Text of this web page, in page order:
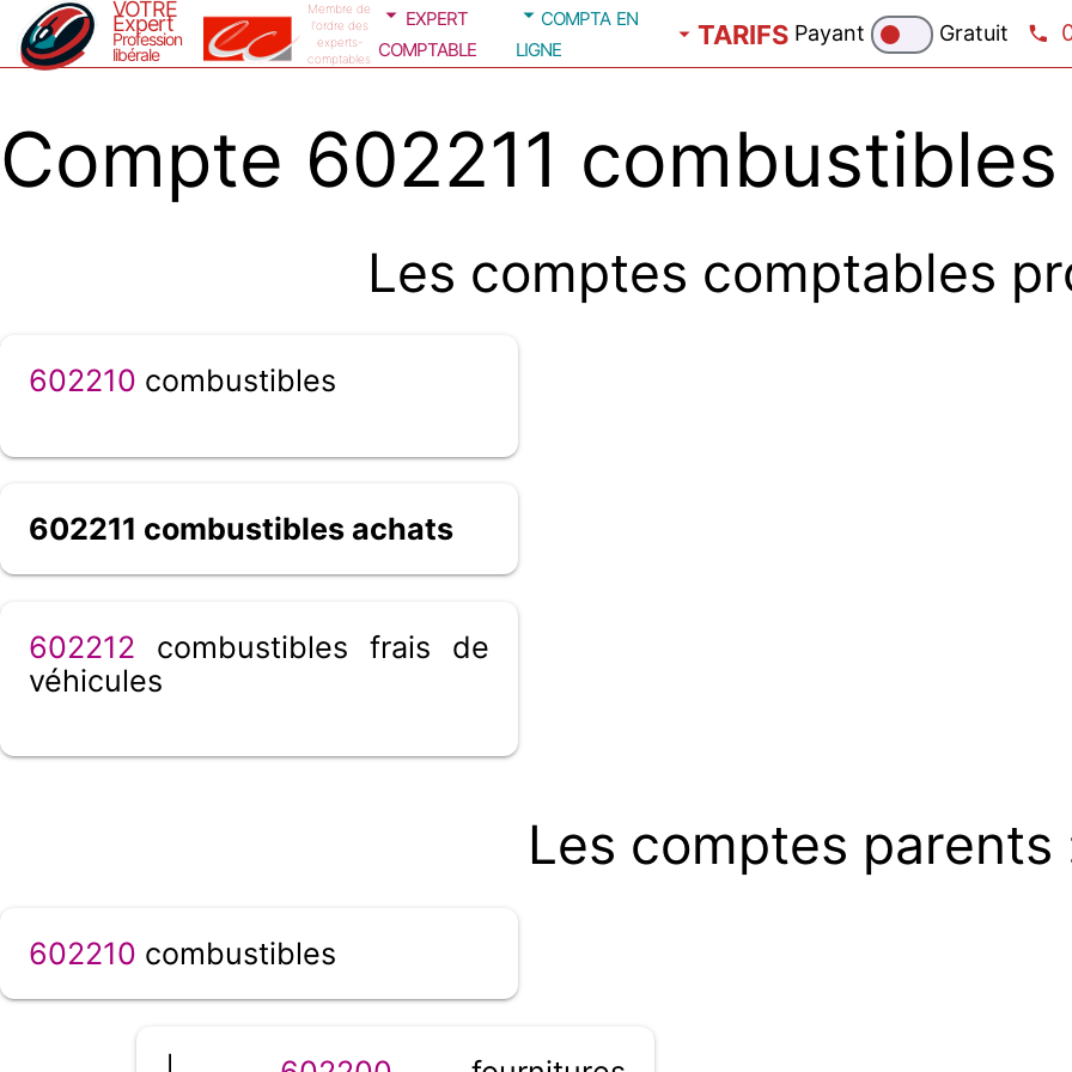
VOTRE
Expert
Profession
libérale
Membre de
l'ordre des
experts-
comptables
expert
comptable
compta en
ligne
TARIFS Payant Gratuit
Compte 602211
Les comptes comptables
602210 combustibles
602211 combustibles achats
602212 combustibles frais de
véhicules
Les comptes parents
602210 combustibles